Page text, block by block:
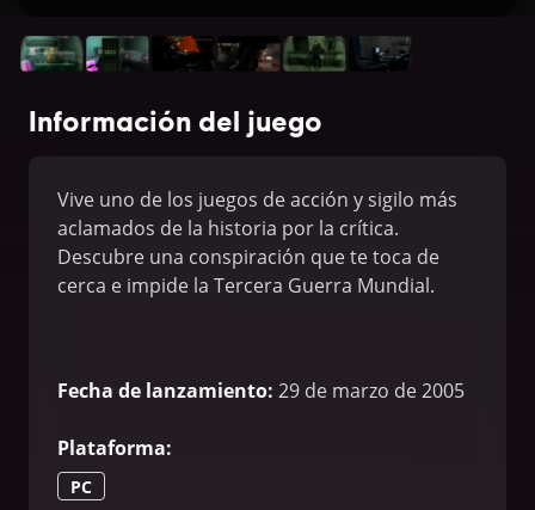
Información del juego
Vive uno de los juegos de acción y sigilo más
aclamados de la historia por la crítica.
Descubre una conspiración que te toca de
cerca e impide la Tercera Guerra Mundial.
Fecha de lanzamiento: 29 de marzo de 2005
Plataforma:
PC